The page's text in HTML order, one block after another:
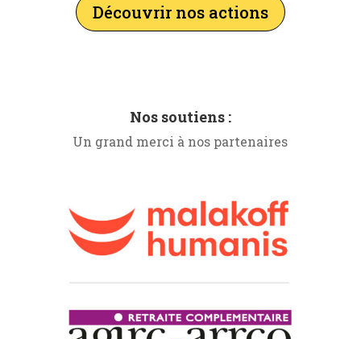
Découvrir nos actions
Nos soutiens :
Un grand merci à nos partenaires